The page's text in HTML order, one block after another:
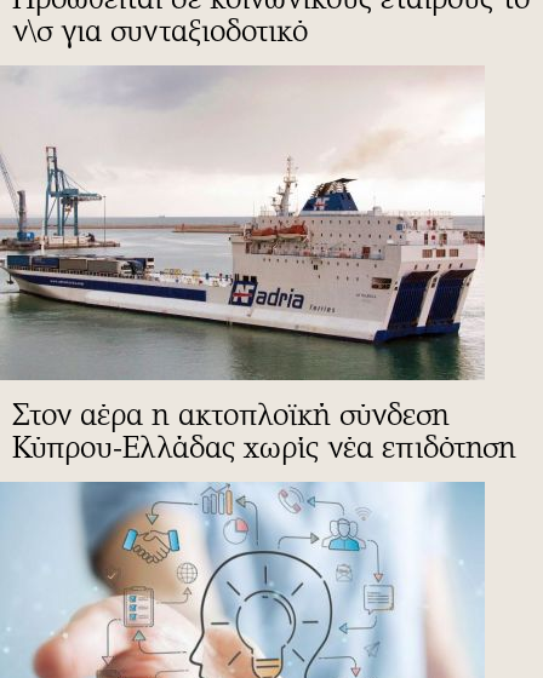
ν\σ για συνταξιοδοτικό
Στον αέρα η ακτοπλοϊκή σύνδεση
Κύπρου-Ελλάδας χωρίς νέα επιδότηση